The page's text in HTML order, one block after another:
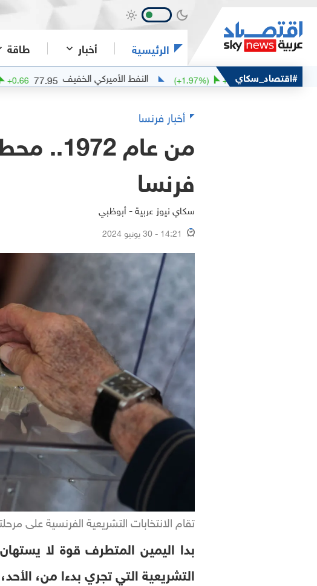
الرئيسية أخبار طاقة
#اقتصاد_سكاي
+1.57
+1.97%) النفط الأميركي الخفيف 77.95
+0.66
(+0.85%)
أخبار فرنسا
من
فرنسا
سكاي نيوز عربية - أبوظبي
14:21 - 30 يونيو 2024
تقام الانتخابات التشريعية الفرنسية على
بدا اليمين المتطرف قوة لا
التشريعية التي تجري بدءا من،